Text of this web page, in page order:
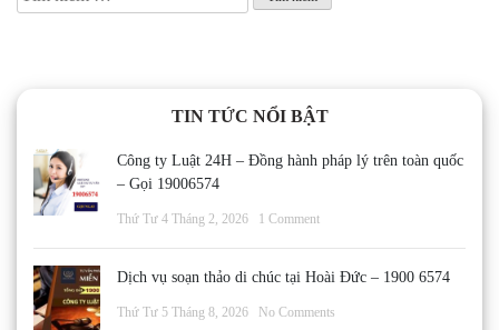
kiếm
TIN TỨC NỔI BẬT
Công ty Luật 24H – Đồng hành pháp lý trên toàn quốc
– Gọi 19006574
Thứ Tư 4 Tháng 2, 2026 1 Comment
Dịch vụ soạn thảo di chúc tại Hoài Đức – 1900 6574
Thứ Tư 5 Tháng 8, 2026 No Comments